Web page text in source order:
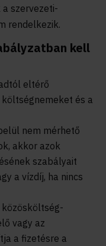
szervezeti-
rendelkezik.
kell
eltérő
és a
nem mérhető
akkor azok
szabályait
a vízdíj, ha nincs
közösköltség-
vagy az
a fizetésre a